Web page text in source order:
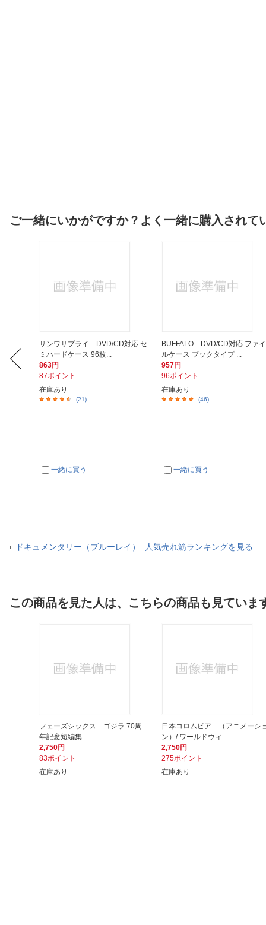
ご一緒にいかがですか？よく一緒に購入されて
サンワサプライ DVD/CD対応 セ
ミハードケース 96枚...
863円
87ポイント
在庫あり
(21)
一緒に買う
BUFFALO DVD/CD対応 ファイ
ルケース ブックタイプ ...
957円
96ポイント
在庫あり
(46)
一緒に買う
ドキュメンタリー（ブルーレイ） 人気売れ筋ランキングを見る
この商品を見た人は、こちらの商品も見ていま
フェーズシックス ゴジラ 70周
年記念短編集
2,750円
83ポイント
在庫あり
日本コロムビア （アニメーシ
ン）/ ワールドウィ...
2,750円
275ポイント
在庫あり